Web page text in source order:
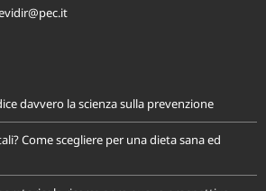
davvero la scienza sulla prevenzione
Come scegliere per una dieta sana ed